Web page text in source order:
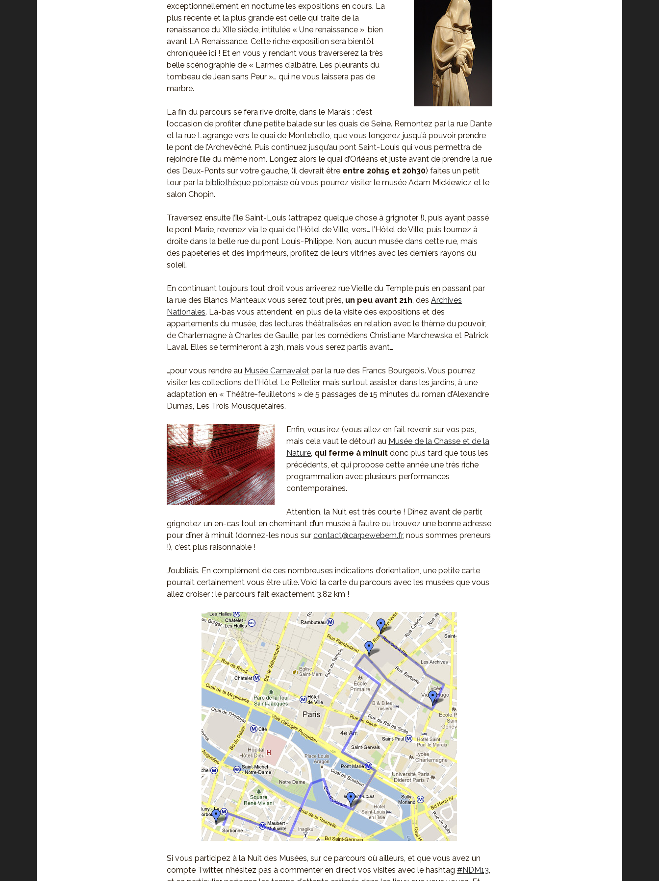
exceptionnellement en nocturne les expositions en cours. La
plus récente et la plus grande est celle qui traite de la
renaissance du XIIe siècle, intitulée « Une renaissance », bien
avant LA Renaissance. Cette riche exposition sera bientôt
chroniquée ici ! Et en vous y rendant vous traverserez la très
belle scénographie de « Larmes d’albâtre. Les pleurants du
tombeau de Jean sans Peur »… qui ne vous laissera pas de
marbre.
La fin du parcours se fera rive droite, dans le Marais : c’est
l’occasion de profiter d’une petite balade sur les quais de Seine. Remontez par la rue Dante
et la rue Lagrange vers le quai de Montebello, que vous longerez jusqu’à pouvoir prendre
le pont de l’Archevêché. Puis continuez jusqu’au pont Saint-Louis qui vous permettra de
rejoindre l’île du même nom. Longez alors le quai d’Orléans et juste avant de prendre la rue
des Deux-Ponts sur votre gauche, (il devrait être entre 20h15 et 20h30) faites un petit
tour par la bibliothèque polonaise où vous pourrez visiter le musée Adam Mickiewicz et le
salon Chopin.
Traversez ensuite l’île Saint-Louis (attrapez quelque chose à grignoter !), puis ayant passé
le pont Marie, revenez via le quai de l’Hôtel de Ville, vers… l’Hôtel de Ville, puis tournez à
droite dans la belle rue du pont Louis-Philippe. Non, aucun musée dans cette rue, mais
des papeteries et des imprimeurs, profitez de leurs vitrines avec les derniers rayons du
soleil.
En continuant toujours tout droit vous arriverez rue Vieille du Temple puis en passant par
la rue des Blancs Manteaux vous serez tout près, un peu avant 21h, desArchives
Nationales. Là-bas vous attendent, en plus de la visite des expositions et des
appartements du musée, des lectures théâtralisées en relation avec le thème du pouvoir,
de Charlemagne à Charles de Gaulle, par les comédiens Christiane Marchewska et Patrick
Laval. Elles se termineront à 23h, mais vous serez partis avant…
…pour vous rendre au Musée Carnavalet par la rue des Francs Bourgeois. Vous pourrez
visiter les collections de l’Hôtel Le Pelletier, mais surtout assister, dans les jardins, à une
adaptation en « Théâtre-feuilletons » de 5 passages de 15 minutes du roman d’Alexandre
Dumas, Les Trois Mousquetaires.
Enfin, vous irez (vous allez en fait revenir sur vos pas,
mais cela vaut le détour) au Musée de la Chasse et de la
Nature, qui ferme à minuit donc plus tard que tous les
précédents, et qui propose cette année une très riche
programmation avec plusieurs performances
contemporaines.
Attention, la Nuit est très courte ! Dînez avant de partir,
grignotez un en-cas tout en cheminant d’un musée à l’autre ou trouvez une bonne adresse
pour dîner à minuit (donnez-les nous surcontact@carpewebem.fr, nous sommes preneurs
!), c’est plus raisonnable !
J’oubliais. En complément de ces nombreuses indications d’orientation, une petite carte
pourrait certainement vous être utile. Voici la carte du parcours avec les musées que vous
allez croiser : le parcours fait exactement 3.82 km !
Si vous participez à la Nuit des Musées, sur ce parcours où ailleurs, et que vous avez un
compte Twitter, n’hésitez pas à commenter en direct vos visites avec le hashtag#NDM13,